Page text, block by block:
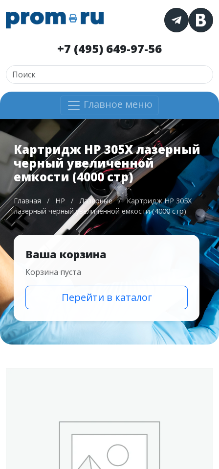
+7 (495) 649-97-56
Главное меню
Картридж HP 305X лазерный
черный увеличенной
емкости (4000 стр)
Главная / HP / Лазерные /
Картридж HP 305X
лазерный черный увеличенной емкости (4000 стр)
Ваша корзина
Корзина пуста
Перейти в каталог